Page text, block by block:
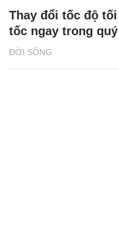
ĐỜI SỐNG
Thay đổi tốc độ
tốc ngay trong quý